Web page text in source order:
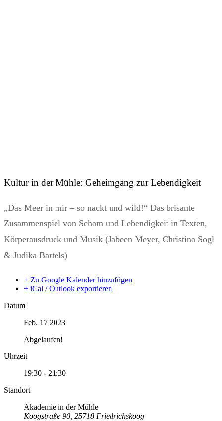
Kultur in der Mühle: Geheimgang zur Lebendigkeit
„Das Meer in mir – so nackt und wild!“ Das brisante
Zusammenspiel von Scham und Lebendigkeit in Texten,
Körperausdruck und Musik (Jabeen Meyer, Christina Sogl
& Judika Bartels)
+ Zu Google Kalender hinzufügen
+ iCal / Outlook exportieren
Datum
Feb. 17 2023
Abgelaufen!
Uhrzeit
19:30 - 21:30
Standort
Akademie in der Mühle
Koogstraße 90, 25718 Friedrichskoog